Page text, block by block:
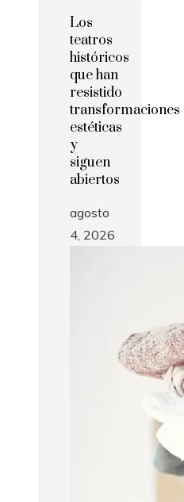
Los
teatros
históricos
que han
resistido
transformaciones
estéticas
y
siguen
abiertos
agosto
4, 2026